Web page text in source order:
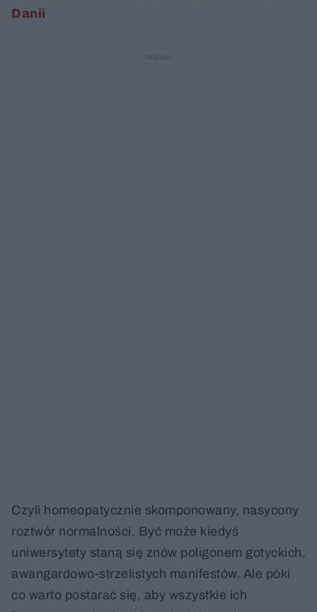
Danii
Czyli homeopatycznie skomponowany, nasycony
roztwór normalności. Być może kiedyś
uniwersytety staną się znów poligonem gotyckich,
awangardowo-strzelistych manifestów. Ale póki
co warto postarać się, aby wszystkie ich